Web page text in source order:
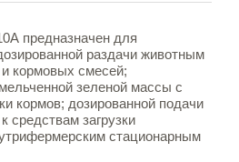
предназначен для
раздачи животным
кормовых смесей;
зеленой массы с
кормов; дозированной подачи
средствам загрузки
стационарным